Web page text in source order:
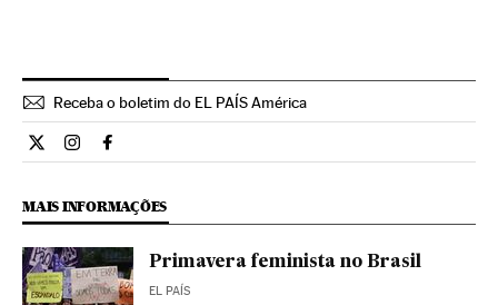
Receba o boletim do EL PAÍS América
Opiniao El País Brasil en Twitter
Opiniao El País Brasil en Instagram
Opiniao El País Brasil en Facebook
MAIS INFORMAÇÕES
Primavera feminista no Brasil
EL PAÍS